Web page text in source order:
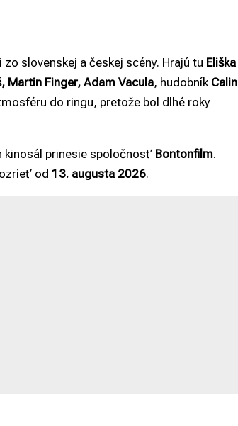
slovenskej a českej scény. Hrajú tu Eliška
Martin Finger, Adam Vacula, hudobník Calin
do ringu, pretože bol dlhé roky
kinosál prinesie spoločnosť Bontonfilm.
od 13. augusta 2026.